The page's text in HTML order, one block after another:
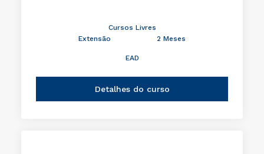
Cursos Livres
Extensão
2 Meses
EAD
Detalhes do curso